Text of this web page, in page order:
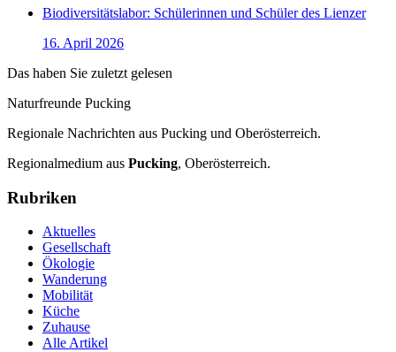
Biodiversitätslabor: Schülerinnen und Schüler des Lienzer
16. April 2026
Das haben Sie zuletzt gelesen
Naturfreunde Pucking
Regionale Nachrichten aus Pucking und Oberösterreich.
Regionalmedium aus Pucking, Oberösterreich.
Rubriken
Aktuelles
Gesellschaft
Ökologie
Wanderung
Mobilität
Küche
Zuhause
Alle Artikel